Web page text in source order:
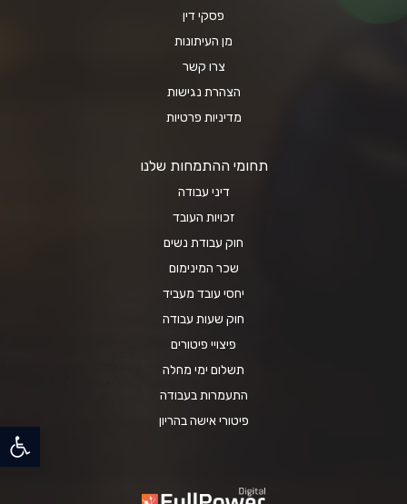
פתח
פסקי דין
מן העיתונות
צרו קשר
הצהרת נגישות
מדיניות פרטיות
תחומי ההתמחות שלנו
דיני עבודה
זכויות העובד
חוק עבודת נשים
שכר המינימום
יחסי עובד מעביד
חוק שעות עבודה
פיצויי פיטורים
תשלום ימי מחלה
התעמרות בעבודה
פיטורי אישה בהריון